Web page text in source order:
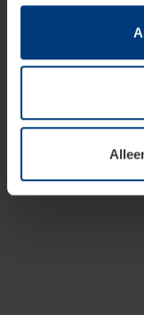
hun diensten
Juridisch hebben
van deze pagina's
soorten cookies is
toestemming kunt
wijzigen of